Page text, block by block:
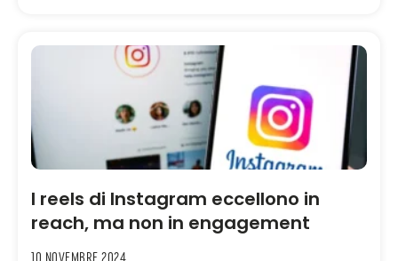
I reels di Instagram eccellono in
reach, ma non in engagement
10 Novembre 2024